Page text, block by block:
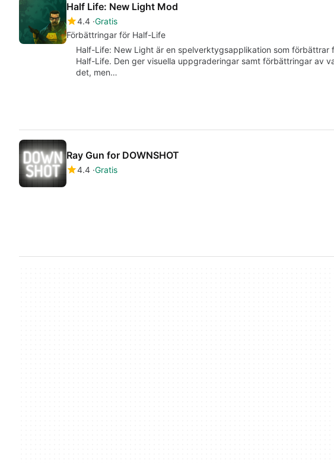
Half Life: New Light Mod
4.4 Gratis
Förbättringar för Half-Life
Half-Life: New Light är en spelverktygsapplikation som förbättrar
Half-Life. Den ger visuella uppgraderingar samt förbättringar av
det, men…
Ray Gun for DOWNSHOT
4.4 Gratis